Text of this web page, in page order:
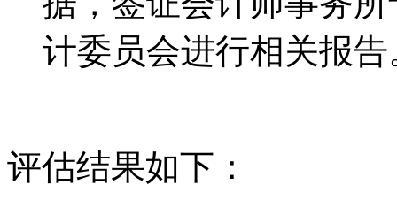
计委员会进行相关报告
评估结果如下：